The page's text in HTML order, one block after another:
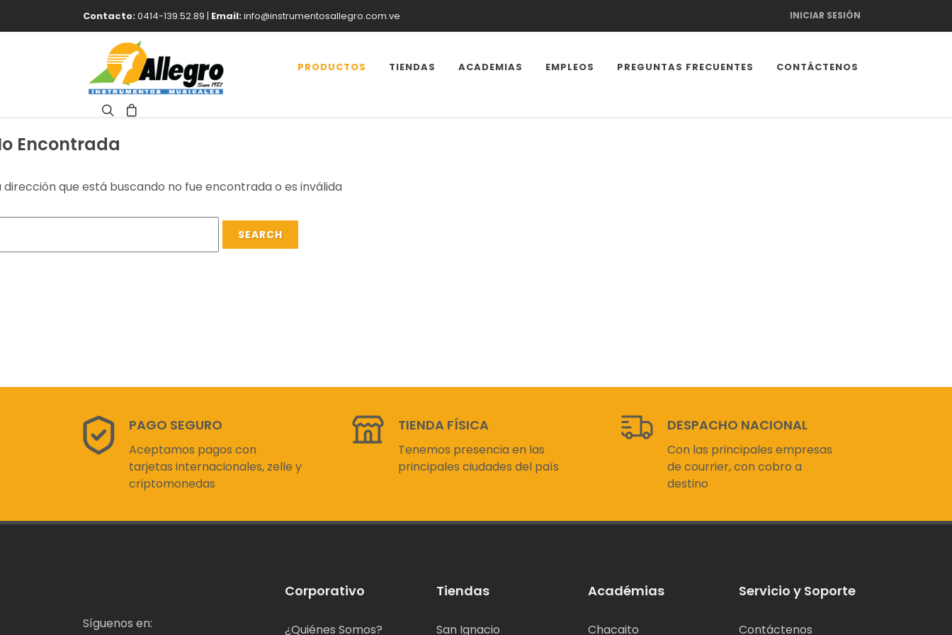
Contacto:0414-139.52.89 | Email:info@instrumentosallegro.com.ve INICIAR SESIÓN
PRODUCTOS TIENDAS ACADEMIAS EMPLEOS PREGUNTAS FRECUENTES CONTÁCTENOS
Encontrada
dirección que está buscando no fue encontrada o es inválida
PAGO SEGURO
Aceptamos pagos con
tarjetas internacionales, zelle y
criptomonedas
TIENDA FÍSICA
Tenemos presencia en las
principales ciudades del país
DESPACHO NACIONAL
Con las principales empresas
de courrier, con cobro a
destino
Síguenos en:
Corporativo
¿Quiénes Somos?
Tiendas
San Ignacio
Académias
Chacaito
Servicio y Soporte
Contáctenos